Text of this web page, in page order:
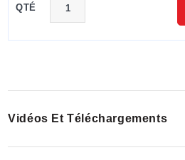
QTÉ
Vidéos Et Téléchargements